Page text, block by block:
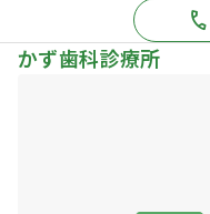
かず歯科診療所